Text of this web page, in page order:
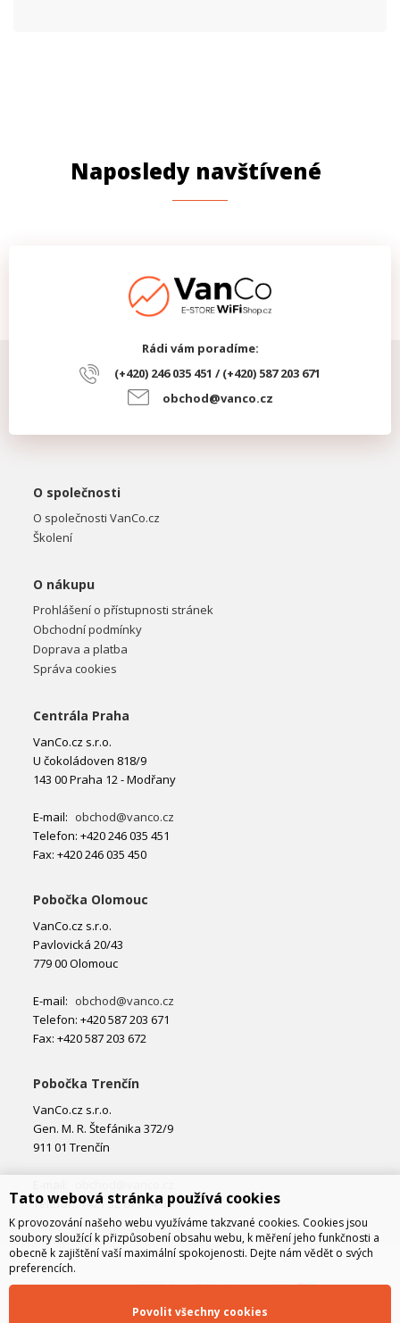
Naposledy navštívené
Rádi vám poradíme:
(+420) 246 035 451 / (+420) 587 203 671
obchod@vanco.cz
O společnosti
O společnosti VanCo.cz
Školení
O nákupu
Prohlášení o přístupnosti stránek
Obchodní podmínky
Doprava a platba
Správa cookies
Centrála Praha
VanCo.cz s.r.o.
U čokoládoven 818/9
143 00 Praha 12 - Modřany
E-mail: obchod@vanco.cz
Telefon: +420 246 035 451
Fax: +420 246 035 450
Pobočka Olomouc
VanCo.cz s.r.o.
Pavlovická 20/43
779 00 Olomouc
E-mail: obchod@vanco.cz
Telefon: +420 587 203 671
Fax: +420 587 203 672
Pobočka Trenčín
VanCo.cz s.r.o.
Gen. M. R. Štefánika 372/9
911 01 Trenčín
Telefon: +421 32 877 74 02
Tato webová stránka používá cookies
K provozování našeho webu využíváme takzvané cookies. Cookies jsou
soubory sloužící k přizpůsobení obsahu webu, k měření jeho funkčnosti a
obecně k zajištění vaší maximální spokojenosti. Dejte nám vědět o svých
preferencích.
Povolit všechny cookies